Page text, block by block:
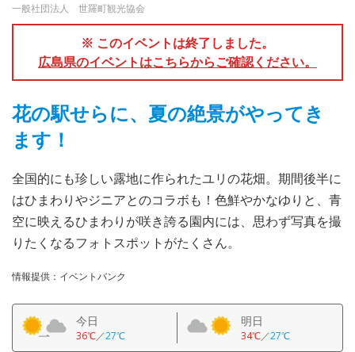
一般社団法人 世羅町観光協会
※ このイベントは終了しました。
広島県のイベントはこちらからご確認ください。
花の駅せらに、夏の絶景がやってき
ます！
全国的にも珍しい露地に作られたユリの花畑。期間後半に
はひまわりやジニアとのコラボも！色鮮やかなゆりと、青
空に映えるひまわりが咲き誇る園内には、思わず写真を撮
りたくなるフォトスポットがたくさん。
情報提供：イベントバンク
今日
36℃／27℃
明日
34℃／27℃